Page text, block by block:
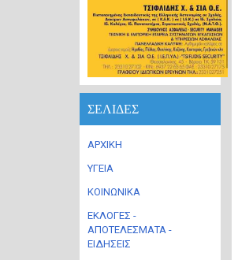
ΣΕΛΙΔΕΣ
ΑΡΧΙΚΗ
ΥΓΕΙΑ
ΚΟΙΝΩΝΙΚΑ
ΕΚΛΟΓΕΣ -
ΑΠΟΤΕΛΕΣΜΑΤΑ -
ΕΙΔΗΣΕΙΣ